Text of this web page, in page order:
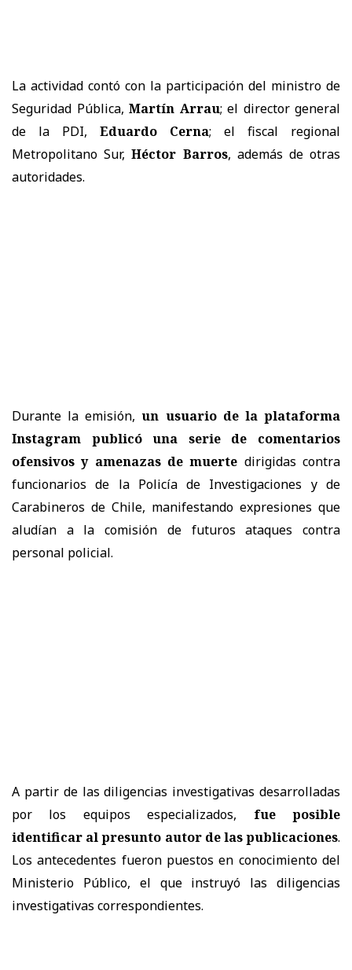
La actividad contó con la participación del ministro de
Seguridad Pública, Martín Arrau; el director general
de la PDI, Eduardo Cerna; el fiscal regional
Metropolitano Sur,Héctor Barros, además de otras
autoridades.
Durante la emisión,un usuario de la plataforma
Instagram publicó una serie de comentarios
ofensivos y amenazas de muerte dirigidas contra
funcionarios de la Policía de Investigaciones y de
Carabineros de Chile, manifestando expresiones que
aludían a la comisión de futuros ataques contra
personal policial.
A partir de las diligencias investigativas desarrolladas
por los equipos especializados, fue posible
identificar al presunto autor de las publicaciones.
Los antecedentes fueron puestos en conocimiento del
Ministerio Público, el que instruyó las diligencias
investigativas correspondientes.